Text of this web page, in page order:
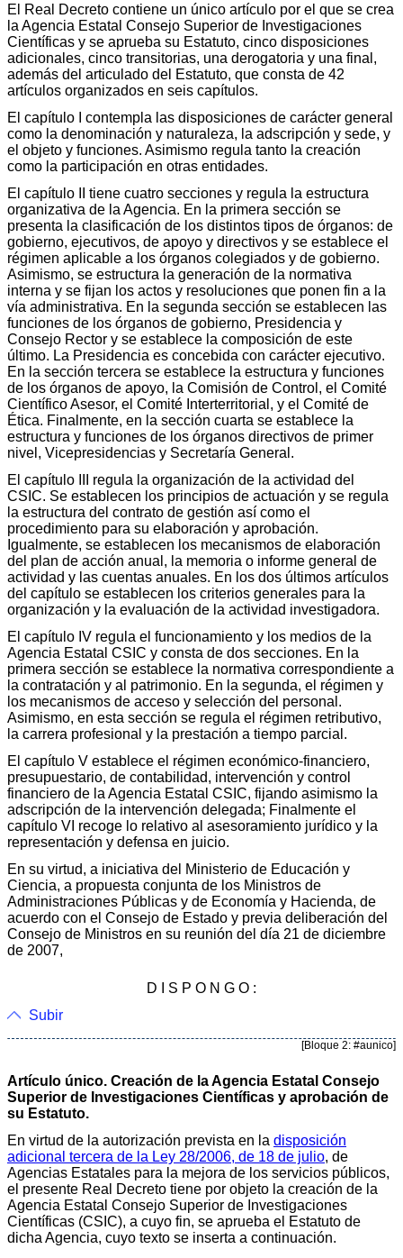
El Real Decreto contiene un único artículo por el que se crea
la Agencia Estatal Consejo Superior de Investigaciones
Científicas y se aprueba su Estatuto, cinco disposiciones
adicionales, cinco transitorias, una derogatoria y una final,
además del articulado del Estatuto, que consta de 42
artículos organizados en seis capítulos.
El capítulo I contempla las disposiciones de carácter general
como la denominación y naturaleza, la adscripción y sede, y
el objeto y funciones. Asimismo regula tanto la creación
como la participación en otras entidades.
El capítulo II tiene cuatro secciones y regula la estructura
organizativa de la Agencia. En la primera sección se
presenta la clasificación de los distintos tipos de órganos: de
gobierno, ejecutivos, de apoyo y directivos y se establece el
régimen aplicable a los órganos colegiados y de gobierno.
Asimismo, se estructura la generación de la normativa
interna y se fijan los actos y resoluciones que ponen fin a la
vía administrativa. En la segunda sección se establecen las
funciones de los órganos de gobierno, Presidencia y
Consejo Rector y se establece la composición de este
último. La Presidencia es concebida con carácter ejecutivo.
En la sección tercera se establece la estructura y funciones
de los órganos de apoyo, la Comisión de Control, el Comité
Científico Asesor, el Comité Interterritorial, y el Comité de
Ética. Finalmente, en la sección cuarta se establece la
estructura y funciones de los órganos directivos de primer
nivel, Vicepresidencias y Secretaría General.
El capítulo III regula la organización de la actividad del
CSIC. Se establecen los principios de actuación y se regula
la estructura del contrato de gestión así como el
procedimiento para su elaboración y aprobación.
Igualmente, se establecen los mecanismos de elaboración
del plan de acción anual, la memoria o informe general de
actividad y las cuentas anuales. En los dos últimos artículos
del capítulo se establecen los criterios generales para la
organización y la evaluación de la actividad investigadora.
El capítulo IV regula el funcionamiento y los medios de la
Agencia Estatal CSIC y consta de dos secciones. En la
primera sección se establece la normativa correspondiente a
la contratación y al patrimonio. En la segunda, el régimen y
los mecanismos de acceso y selección del personal.
Asimismo, en esta sección se regula el régimen retributivo,
la carrera profesional y la prestación a tiempo parcial.
El capítulo V establece el régimen económico-financiero,
presupuestario, de contabilidad, intervención y control
financiero de la Agencia Estatal CSIC, fijando asimismo la
adscripción de la intervención delegada; Finalmente el
capítulo VI recoge lo relativo al asesoramiento jurídico y la
representación y defensa en juicio.
En su virtud, a iniciativa del Ministerio de Educación y
Ciencia, a propuesta conjunta de los Ministros de
Administraciones Públicas y de Economía y Hacienda, de
acuerdo con el Consejo de Estado y previa deliberación del
Consejo de Ministros en su reunión del día 21 de diciembre
de 2007,
D I S P O N G O :
Subir
[Bloque 2: #aunico]
Artículo único. Creación de la Agencia Estatal Consejo
Superior de Investigaciones Científicas y aprobación de
su Estatuto.
En virtud de la autorización prevista en la disposición
adicional tercera de la Ley 28/2006, de 18 de julio, de
Agencias Estatales para la mejora de los servicios públicos,
el presente Real Decreto tiene por objeto la creación de la
Agencia Estatal Consejo Superior de Investigaciones
Científicas (CSIC), a cuyo fin, se aprueba el Estatuto de
dicha Agencia, cuyo texto se inserta a continuación.